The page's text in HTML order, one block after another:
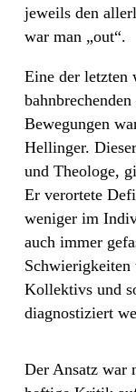
jeweils den
war man „out“.
Eine der letzten
Bewegungen
Hellinger.
und Theologe,
Er verortete
weniger im
auch immer
Schwierigkeiten
Kollektivs und
diagnostiziert
Der Ansatz war